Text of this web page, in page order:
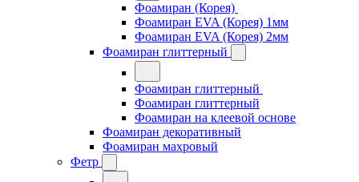
Фоамиран (Корея)
Фоамиран EVA (Корея) 1мм
Фоамиран EVA (Корея) 2мм
Фоамиран глиттерный
Фоамиран глиттерный
Фоамиран глиттерный
Фоамиран на клеевой основе
Фоамиран декоративный
Фоамиран махровый
Фетр